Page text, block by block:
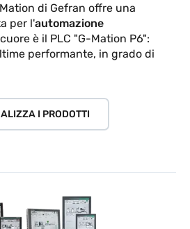
di Gefran offre una
per l'automazione
è il PLC "G-Mation P6":
performante, in grado di
I PRODOTTI